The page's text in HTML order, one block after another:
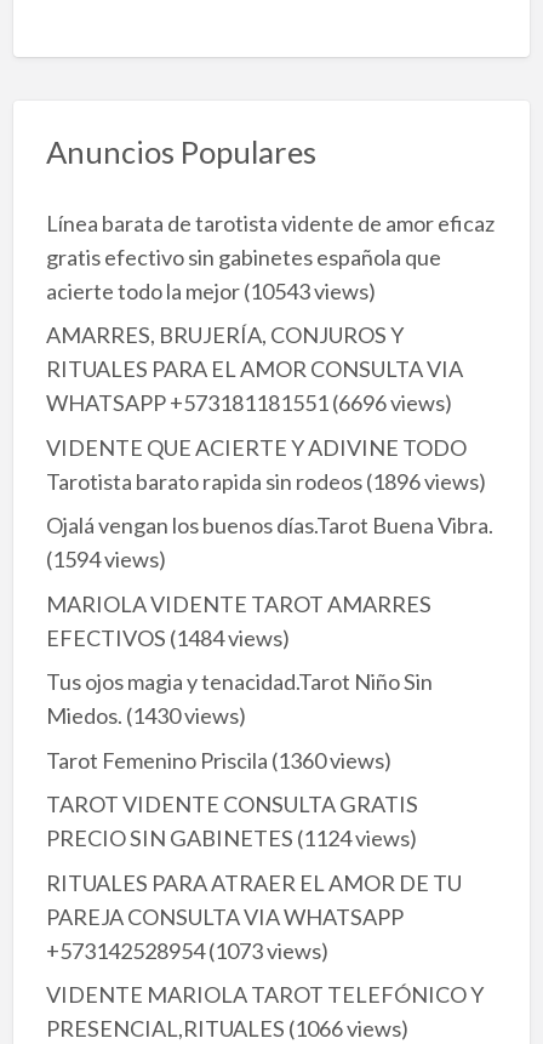
Anuncios Populares
Línea barata de tarotista vidente de amor eficaz
gratis efectivo sin gabinetes española que
acierte todo la mejor(10543 views)
AMARRES, BRUJERÍA, CONJUROS Y
RITUALES PARA EL AMOR CONSULTA VIA
WHATSAPP +573181181551(6696 views)
VIDENTE QUE ACIERTE Y ADIVINE TODO
Tarotista barato rapida sin rodeos(1896 views)
Ojalá vengan los buenos días.Tarot Buena Vibra.
(1594 views)
MARIOLA VIDENTE TAROT AMARRES
EFECTIVOS (1484 views)
Tus ojos magia y tenacidad.Tarot Niño Sin
Miedos. (1430 views)
Tarot Femenino Priscila (1360 views)
TAROT VIDENTE CONSULTA GRATIS
PRECIO SIN GABINETES (1124 views)
RITUALES PARA ATRAER EL AMOR DE TU
PAREJA CONSULTA VIA WHATSAPP
+573142528954(1073 views)
VIDENTE MARIOLA TAROT TELEFÓNICO Y
PRESENCIAL,RITUALES (1066 views)